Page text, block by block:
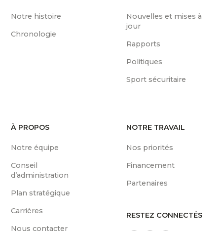
Notre histoire
Chronologie
Nouvelles et mises à
jour
Rapports
Politiques
Sport sécuritaire
À PROPOS
Notre équipe
Conseil
d’administration
Plan stratégique
Carrières
Nous contacter
NOTRE TRAVAIL
Nos priorités
Financement
Partenaires
RESTEZ CONNECTÉS